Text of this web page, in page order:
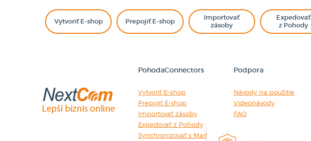
Vytvoriť E-shop Prepojiť E-shop
Importovať
zásoby
Expedovať
z Pohody
PohodaConnectors
Vytvoriť E-shop
Prepojiť E-shop
Importovať zásoby
Expedovať z Pohody
Synchronizovať s Marketplace
Podpora
Návody na použitie
Videonávody
FAQ
TeamViewer